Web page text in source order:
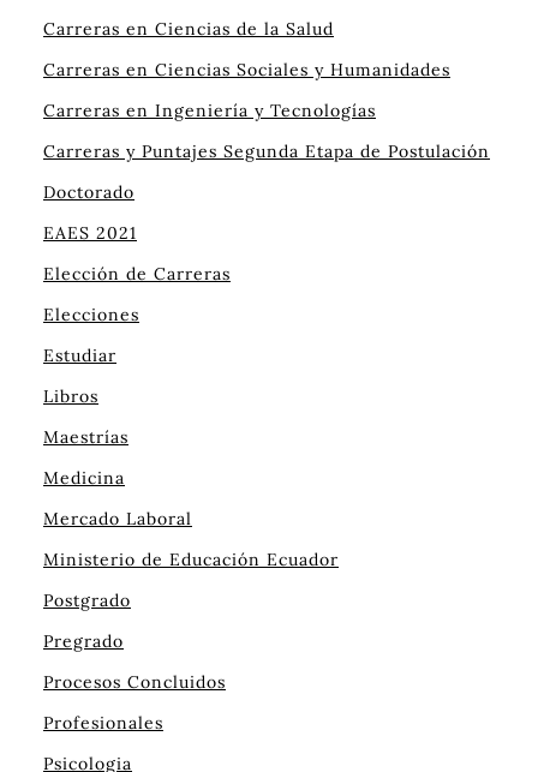
Carreras en Ciencias de la Salud
Carreras en Ciencias Sociales y Humanidades
Carreras en Ingeniería y Tecnologías
Carreras y Puntajes Segunda Etapa de Postulación
Doctorado
EAES 2021
Elección de Carreras
Elecciones
Estudiar
Libros
Maestrías
Medicina
Mercado Laboral
Ministerio de Educación Ecuador
Postgrado
Pregrado
Procesos Concluidos
Profesionales
Psicologia